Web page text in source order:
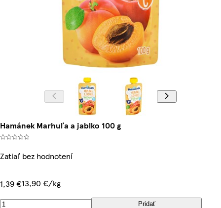
Hamánek Marhuľa a jablko 100 g
Zatiaľ bez hodnotení
1,39 €13,90 €/kg
Pridať